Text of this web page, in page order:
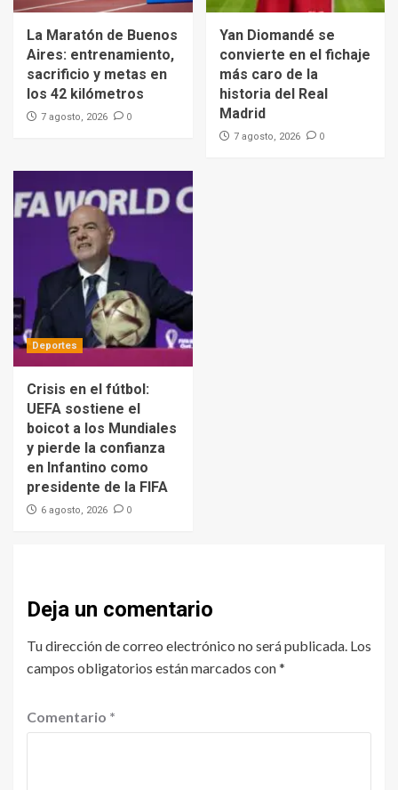
La Maratón de Buenos
Aires: entrenamiento,
sacrificio y metas en
los 42 kilómetros
7 agosto, 2026 0
Yan Diomandé se
convierte en el fichaje
más caro de la
historia del Real
Madrid
7 agosto, 2026 0
Deportes
Crisis en el fútbol:
UEFA sostiene el
boicot a los Mundiales
y pierde la confianza
en Infantino como
presidente de la FIFA
6 agosto, 2026 0
Deja un comentario
Tu dirección de correo electrónico no será publicada. Los
campos obligatorios están marcados con*
Comentario *